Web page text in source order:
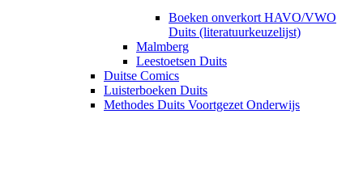
Boeken onverkort HAVO/VWO
Duits (literatuurkeuzelijst)
Malmberg
Leestoetsen Duits
Duitse Comics
Luisterboeken Duits
Methodes Duits Voortgezet Onderwijs